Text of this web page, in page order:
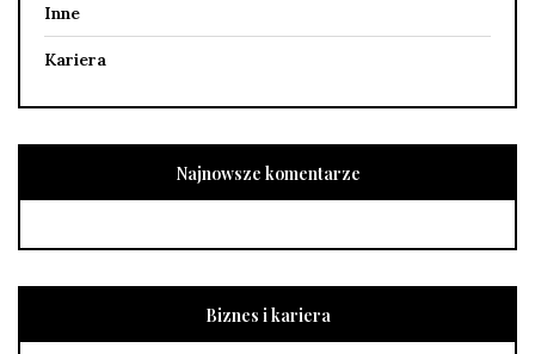
Inne
Kariera
Najnowsze komentarze
Biznes i kariera